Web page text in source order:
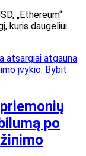
„Ethereum“
kuris daugeliui
po